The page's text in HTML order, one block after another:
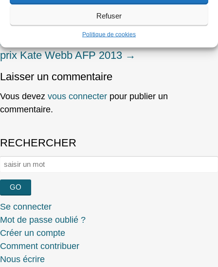
Refuser
Politique de cookies
Post
navigation
←[CP] L’AFP partenaire de SportFolio, le
festival de la photo de sport
[CP] Stefanus Teguh Edi Pramono, lauréat du
prix Kate Webb AFP 2013→
Laisser un commentaire
Vous devez vous connecter pour publier un
commentaire.
RECHERCHER
Rechercher :
Se connecter
Mot de passe oublié ?
Créer un compte
Comment contribuer
Nous écrire